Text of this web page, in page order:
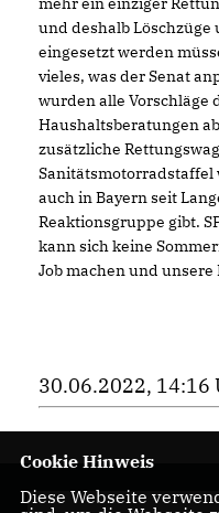
und deshalb Löschzüge
eingesetzt werden
vieles, was der Senat
wurden alle Vorschläge
Haushaltsberatungen
zusätzliche
Sanitätsmotorradstaffel
auch in Bayern seit
Reaktionsgruppe gibt.
kann sich keine
Job machen und unsere
30.06.2022, 14:16
Cookie Hinweis
Diese Webseite